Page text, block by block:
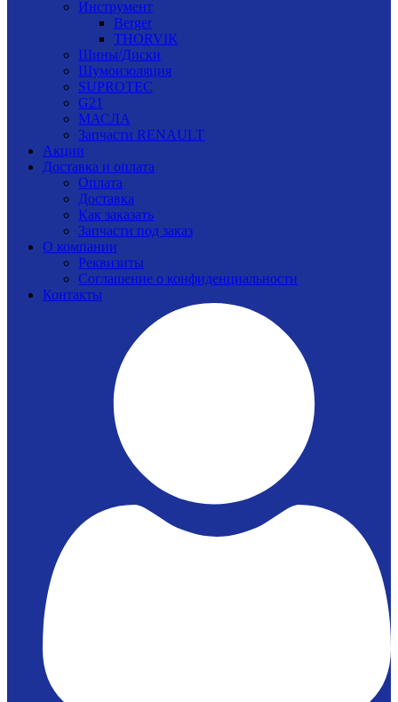
Инструмент
Berger
THORVIK
Шины/Диски
Шумоизоляция
SUPROTEC
G21
МАСЛА
Запчасти RENAULT
Акции
Доставка и оплата
Оплата
Доставка
Как заказать
Запчасти под заказ
О компании
Реквизиты
Соглашение о конфиденциальности
Контакты